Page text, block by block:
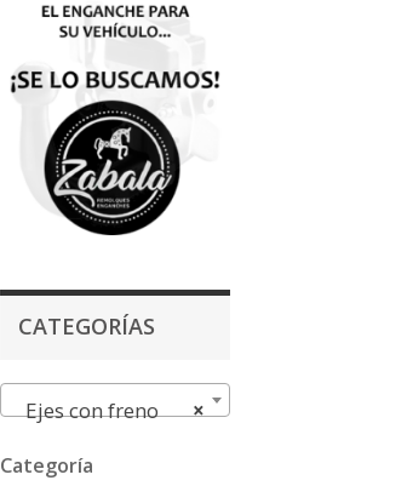
CATEGORÍAS
×
Ejes con freno
Categoría